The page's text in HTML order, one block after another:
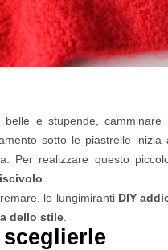
e stupende,
sotto le piastrelle
Per realizzare questo
le lungimiranti DIY
dello stile